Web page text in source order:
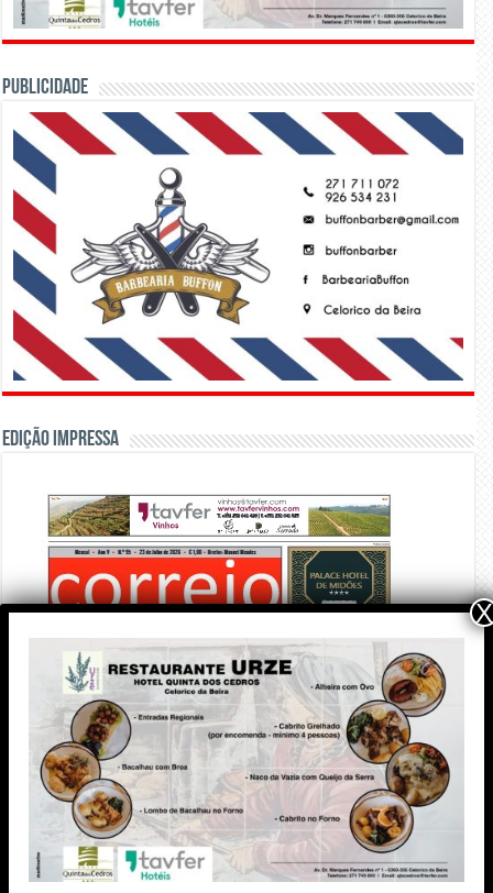
PUBLICIDADE
Edição Impressa
X